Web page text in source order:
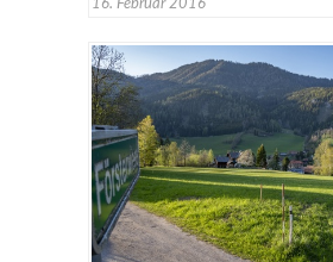
16. Februar 2016